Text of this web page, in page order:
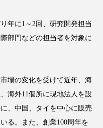
リチュード
受賞商品
ェルネス
年に1～2回、研究開発担当
部門などの担当者を対象に
場の変化を受けて近年、海
海外11個所に現地法人を設
、中国、タイを中心に販売
る。また、創業100周年を